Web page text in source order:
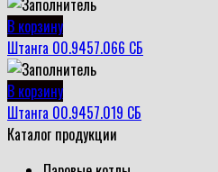
В корзину
Штанга 00.9457.066 СБ
В корзину
Штанга 00.9457.019 СБ
Каталог продукции